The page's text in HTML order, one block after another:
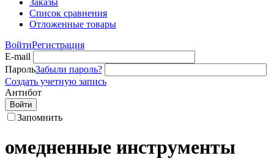
Заказы
Список сравнения
Отложенные товары
ВойтиРегистрация
E-mail
ПарольЗабыли пароль?
Создать учетную запись
Антибот
Войти
Запомнить
омедненные инструменты